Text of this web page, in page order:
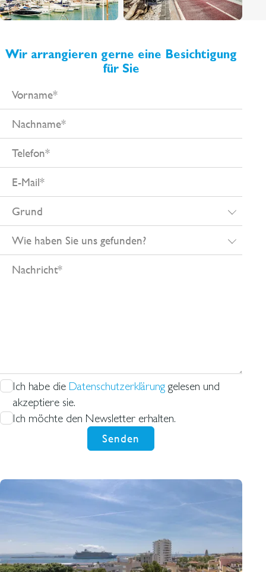
Wir arrangieren gerne eine Besichtigung
für Sie
Vorname
Nachname
Telefon
Grund
Wie
Nachricht
Ich habe die Datenschutzerklärung gelesen und
akzeptiere sie.
Ich möchte den Newsletter erhalten.
Senden